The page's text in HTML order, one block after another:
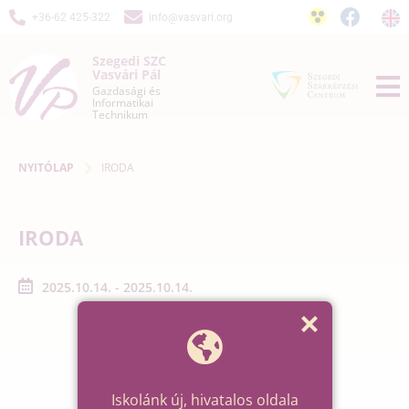
+36-62 425-322 info@vasvari.org
Szegedi SZC
Vasvári Pál
Gazdasági és
Informatikai
Technikum
NYITÓLAP IRODA
IRODA
2025.10.14. - 2025.10.14.
Iskolánk új, hivatalos oldala